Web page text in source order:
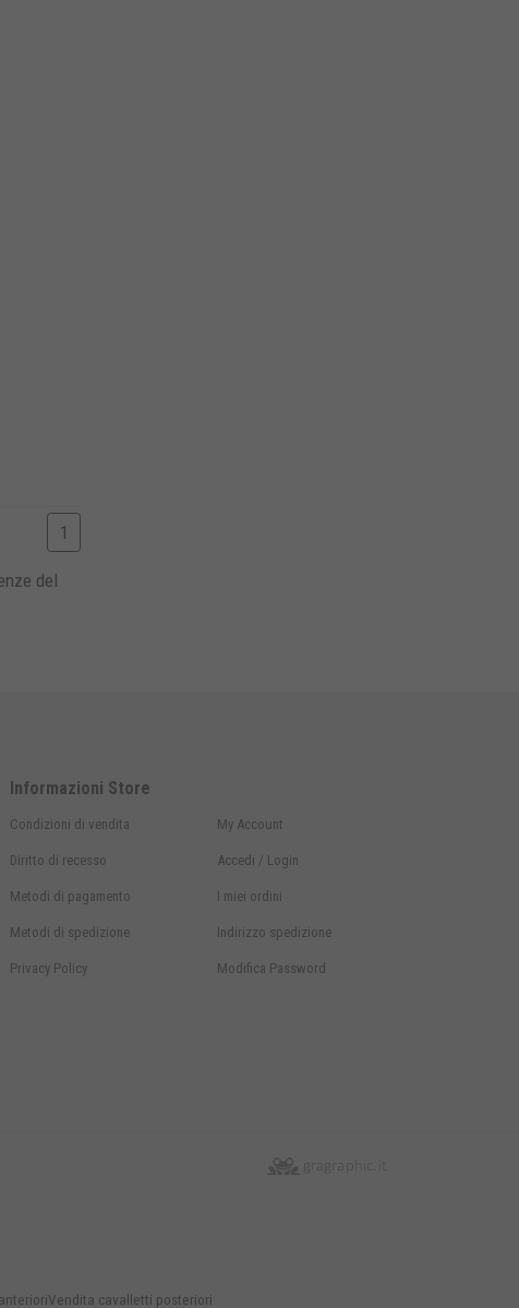
1
del
Informazioni Store
Condizioni di vendita
Diritto di recesso
Metodi di pagamento
Metodi di spedizione
Privacy Policy
My Account
Accedi / Login
I miei ordini
Indirizzo spedizione
Modifica Password
Vendita cavalletti posteriori